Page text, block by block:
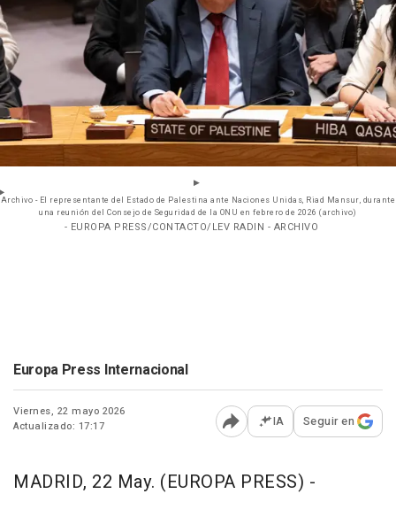
Archivo - El representante del Estado de Palestina ante Naciones Unidas, Riad Mansur, durante
una reunión del Consejo de Seguridad de la ONU en febrero de 2026 (archivo)
- EUROPA PRESS/CONTACTO/LEV RADIN - ARCHIVO
Europa Press Internacional
Viernes, 22 mayo 2026
Actualizado: 17:17
Abrir opciones para
IA Seguir en
MADRID, 22 May. (EUROPA PRESS) -